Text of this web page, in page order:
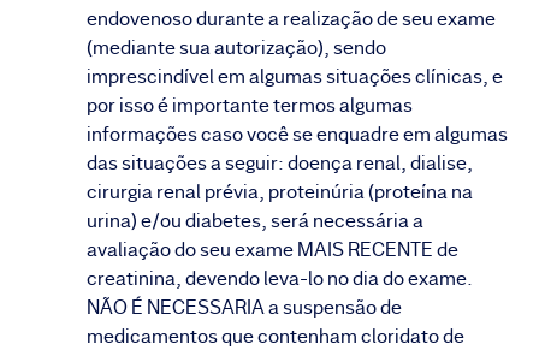
endovenoso durante a realização de seu exame
(mediante sua autorização), sendo
imprescindível em algumas situações clínicas, e
por isso é importante termos algumas
informações caso você se enquadre em algumas
das situações a seguir: doença renal, dialise,
cirurgia renal prévia, proteinúria (proteína na
urina) e/ou diabetes, será necessária a
avaliação do seu exame MAIS RECENTE de
creatinina, devendo leva-lo no dia do exame.
NÃO É NECESSARIA a suspensão de
medicamentos que contenham cloridato de